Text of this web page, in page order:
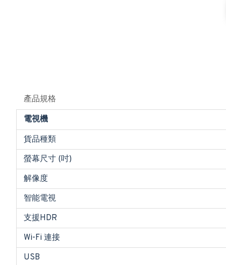
產品規格
電視機
貨品種類
螢幕尺寸 (吋)
解像度
智能電視
支援HDR
Wi-Fi 連接
USB